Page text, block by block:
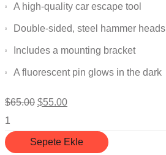
5
üzerinden
4.00
puan
A high-quality car escape tool
Double-sided, steel hammer heads
Includes a mounting bracket
A fluorescent pin glows in the dark
$65.00 Orijinal fiyat: $65.00.
$55.00
Beam Electronics Univer adet
Sepete Ekle